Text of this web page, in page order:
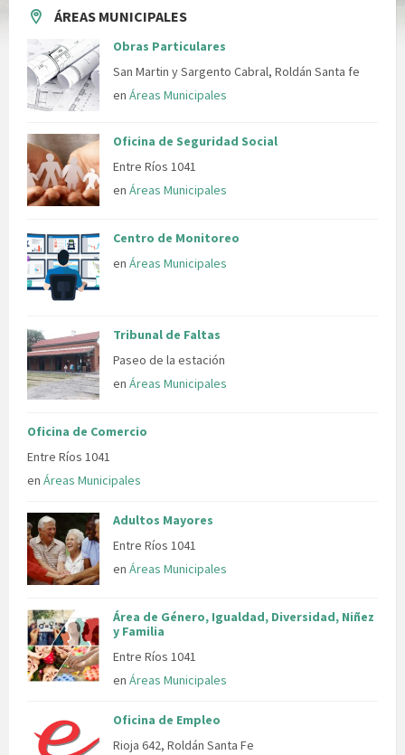
ÁREAS MUNICIPALES
Obras Particulares
San Martin y Sargento Cabral, Roldán Santa fe
en Áreas Municipales
Oficina de Seguridad Social
Entre Ríos 1041
en Áreas Municipales
Centro de Monitoreo
en Áreas Municipales
Tribunal de Faltas
Paseo de la estación
en Áreas Municipales
Oficina de Comercio
Entre Ríos 1041
en Áreas Municipales
Adultos Mayores
Entre Ríos 1041
en Áreas Municipales
Área de Género, Igualdad, Diversidad, Niñez
y Familia
Entre Ríos 1041
en Áreas Municipales
Oficina de Empleo
Rioja 642, Roldán Santa Fe